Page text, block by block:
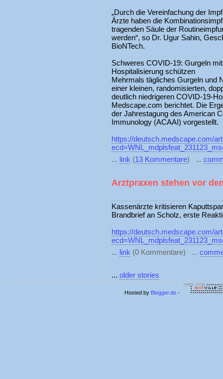
„Durch die Vereinfachung der
Ärzte haben die
tragenden Säule der
werden“, so Dr. Ugur Sahin,
BioNTech.
Schweres COVID-19: Gurgeln
Hospitalisierung schützen
Mehrmals tägliches Gurgeln und
einer kleinen, randomisierten,
deutlich niedrigeren COVID-19-
Medscape.com berichtet. Die
der Jahrestagung des American
Immunology (ACAAI) vorgestellt.
https://deutsch.medscape.com/
... link (13 Kommentare) ...
Arztpraxen stehen vor
Kassenärzte kritisieren
Brandbrief an Scholz, erste
https://deutsch.medscape.com/
... link (0 Kommentare) ...
... older stories
Hosted by Blogger.de -